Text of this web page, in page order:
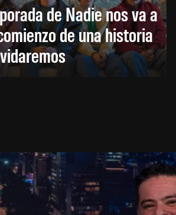
de Nadie nos va a
de una historia